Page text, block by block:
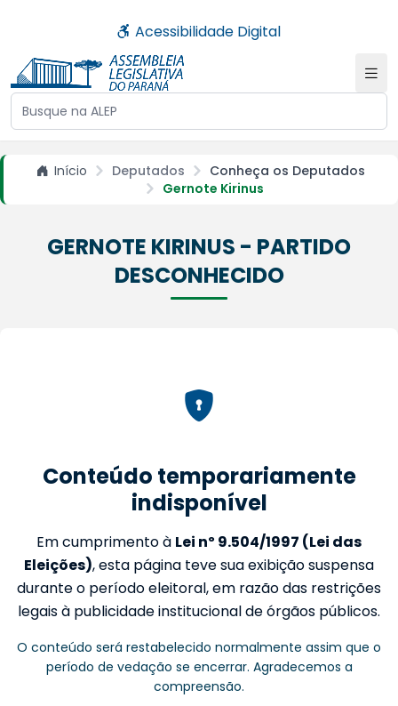
Acessibilidade Digital
Buscar no site da ALEP
Início Deputados
Conheça os Deputados
Gernote Kirinus
GERNOTE KIRINUS - PARTIDO
DESCONHECIDO
Conteúdo temporariamente
indisponível
Em cumprimento à Lei nº 9.504/1997 (Lei das
Eleições), esta página teve sua exibição suspensa
durante o período eleitoral, em razão das restrições
legais à publicidade institucional de órgãos públicos.
O conteúdo será restabelecido normalmente assim que o
período de vedação se encerrar. Agradecemos a
compreensão.